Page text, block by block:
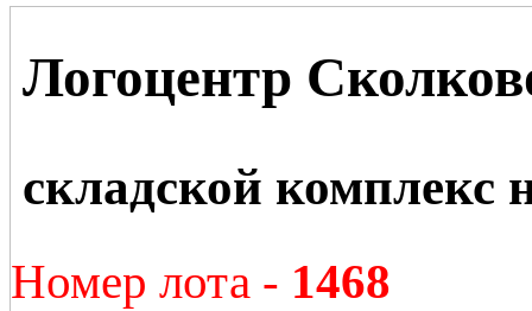
Логоцентр
складской комплекс
Номер лота - 1468